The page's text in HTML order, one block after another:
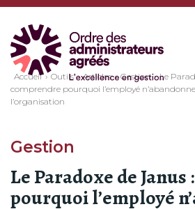
Accueil Outils Articles Gestion
Le
comprendre pourquoi l’employé
l’organisation
Gestion
Le Paradoxe de
pourquoi l’employé